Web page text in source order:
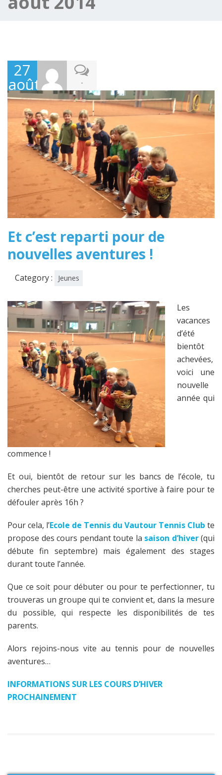
27
août
2014
-
Et c’est reparti pour de
nouvelles aventures !
Category : Jeunes
Les
vacances
d’été
bientôt
achevées,
voici une
nouvelle
année qui
commence !
Et oui, bientôt de retour sur les bancs de l’école, tu
cherches peut-être une activité sportive à faire pour te
défouler après 16h ?
Pour cela, l’Ecole de Tennis du Vautour Tennis Club te
propose des cours pendant toute la saison d’hiver (qui
débute fin septembre) mais également des stages
durant toute l’année.
Que ce soit pour débuter ou pour te perfectionner, tu
trouveras un groupe qui te convient et, dans la mesure
du possible, qui respecte les disponibilités de tes
parents.
Alors rejoins-nous vite au tennis pour de nouvelles
aventures…
INFORMATIONS SUR LES COURS D’HIVER
PROCHAINEMENT